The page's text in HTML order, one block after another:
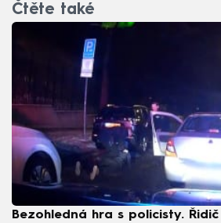
Čtěte také
Bezohledná hra s policisty.